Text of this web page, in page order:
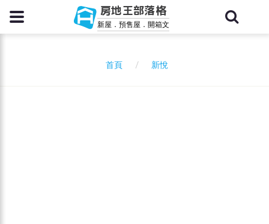
房地王部落格
新屋．預售屋．開箱文
首頁 新悅